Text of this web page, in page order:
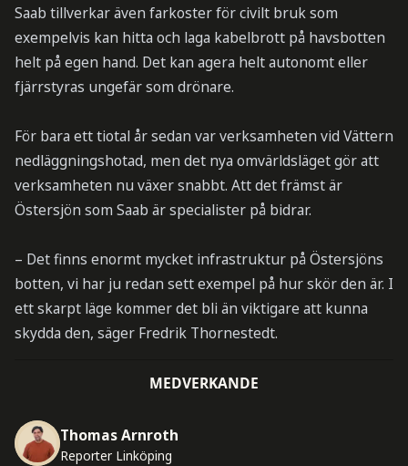
Saab tillverkar även farkoster för civilt bruk som
exempelvis kan hitta och laga kabelbrott på havsbotten
helt på egen hand. Det kan agera helt autonomt eller
fjärrstyras ungefär som drönare.
För bara ett tiotal år sedan var verksamheten vid Vättern
nedläggningshotad, men det nya omvärldsläget gör att
verksamheten nu växer snabbt. Att det främst är
Östersjön som Saab är specialister på bidrar.
– Det finns enormt mycket infrastruktur på Östersjöns
botten, vi har ju redan sett exempel på hur skör den är. I
ett skarpt läge kommer det bli än viktigare att kunna
skydda den, säger Fredrik Thornestedt.
MEDVERKANDE
Thomas Arnroth
Reporter Linköping